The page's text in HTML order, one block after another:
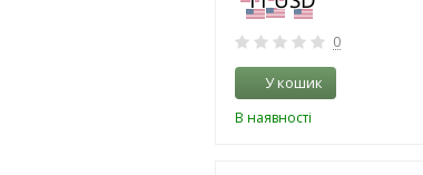
0
У кошик
В наявності